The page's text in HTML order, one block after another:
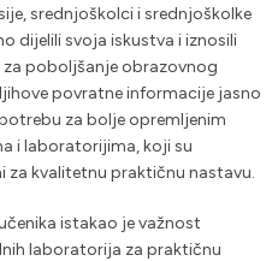
srednjoškolci i srednjoškolke
dijelili svoja iskustva i iznosili
poboljšanje obrazovnog
povratne informacije jasno
za bolje opremljenim
i laboratorijima, koji su
za kvalitetnu praktičnu nastavu.
istakao je važnost
laboratorija za praktičnu